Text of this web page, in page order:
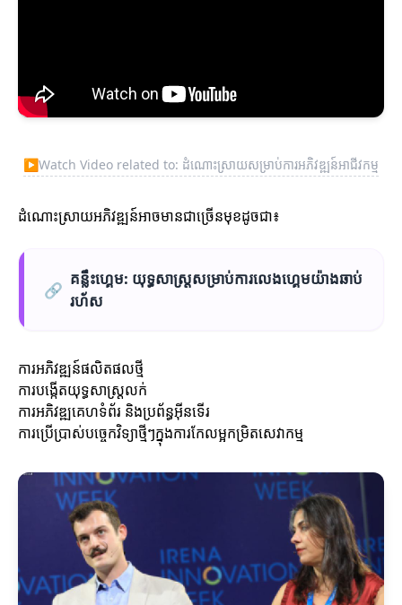
▶Watch Video related to: ដំណោះស្រាយសម្រាប់ការអភិវឌ្ឍន៍អាជីវកម្ម
ដំណោះស្រាយអភិវឌ្ឍន៍អាចមានជាច្រើនមុខដូចជា៖
🔗
គន្លឹះហ្គេម: យុទ្ធសាស្ត្រសម្រាប់ការលេងហ្គេមយ៉ាងឆាប់
រហ័ស
ការអភិវឌ្ឍន៍ផលិតផលថ្មី
ការបង្កើតយុទ្ធសាស្ត្រលក់
ការអភិវឌ្ឍគេហទំព័រ និងប្រព័ន្ធអ៊ីនទើរ
ការប្រើប្រាស់បច្ចេកវិទ្យាថ្មីៗក្នុងការកែលម្អកម្រិតសេវាកម្ម